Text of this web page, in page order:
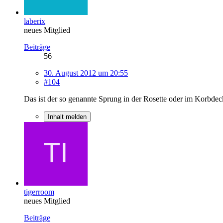
laberix
neues Mitglied
Beiträge
56
30. August 2012 um 20:55
#104
Das ist der so genannte Sprung in der Rosette oder im
Inhalt melden
tigerroom
neues Mitglied
Beiträge